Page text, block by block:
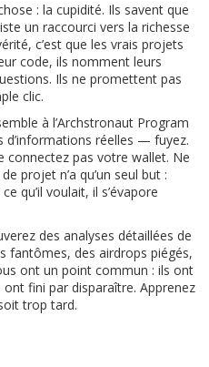
: la cupidité. Ils savent que
un raccourci vers la richesse
c’est que les vrais projets
code, ils nomment leurs
Ils ne promettent pas
clic.
à l’Archstronaut Program
réelles — fuyez.
connectez pas votre wallet. Ne
projet n’a qu’un seul but :
qu’il voulait, il s’évapore
des analyses détaillées de
fantômes, des airdrops piégés,
ont un point commun : ils ont
fini par disparaître. Apprenez
trop tard.